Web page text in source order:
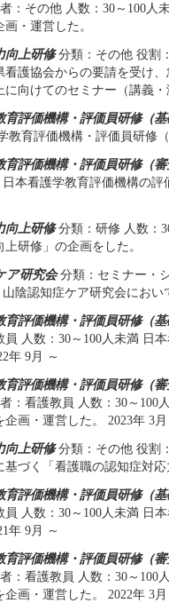
：その他 人数：30～100人
・運営した。
向上研修分類：その他 役割
看護協会からの要請を受け
に向けてのセミナー（講義
育評価機構・評価員研修（基
教育評価機構・評価員研修
育評価機構・評価員研修（審
日本看護学教育評価機構の
向上研修分類：研修 人数：
研修」の企画をした。
ア研究会分類：セミナー・
山陰認知症ケア研究会にお
育評価機構・評価員研修（基
員 人数：30～100人未満 日
年 9月 ～
育評価機構・評価員研修（審
：看護教員 人数：30～100
画・運営した。 2023年 3月
向上研修分類：その他 役割
基づく「看護職の認知症対応
育評価機構・評価員研修（基
員 人数：30～100人未満 日
年 9月 ～
育評価機構・評価員研修（審
：看護教員 人数：30～100
画・運営した。 2022年 3月